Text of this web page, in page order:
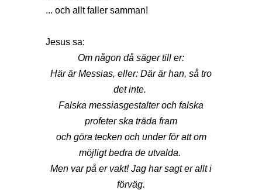
... och allt faller samman!
Jesus sa:
Om någon då säger till er:
Här är Messias, eller: Där är han, så tro
det inte.
Falska messiasgestalter och falska
profeter ska träda fram
och göra tecken och under för att om
möjligt bedra de utvalda.
Men var på er vakt! Jag har sagt er allt i
förväg.